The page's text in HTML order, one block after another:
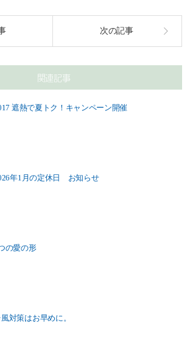
次の記事
関連記事
遮熱で夏トク！キャンペーン開催
年1月の定休日 お知らせ
の愛の形
対策はお早めに。